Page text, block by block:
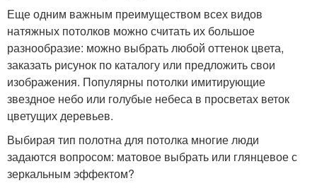
Еще одним важным преимуществом всех видов
натяжных потолков можно считать их большое
разнообразие: можно выбрать любой оттенок цвета,
заказать рисунок по каталогу или предложить свои
изображения. Популярны потолки имитирующие
звездное небо или голубые небеса в просветах веток
цветущих деревьев.
Выбирая тип полотна для потолка многие люди
задаются вопросом: матовое выбрать или глянцевое с
зеркальным эффектом?